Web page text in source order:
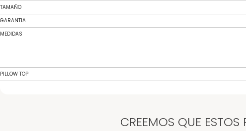
TAMAÑO
GARANTIA
MEDIDAS
PILLOW TOP
CREEMOS QUE